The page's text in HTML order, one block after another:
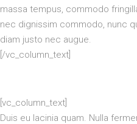
massa tempus, commodo
nec dignissim commodo, nunc
diam justo nec augue.
[/vc_column_text]
[vc_column_text]
Duis eu lacinia quam. Nulla